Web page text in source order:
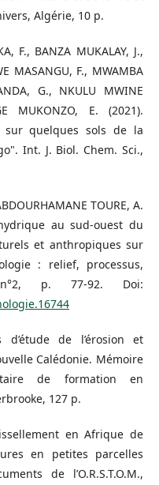
Algérie, 10 p.
F., BANZA MUKALAY, J.,
MASANGU, F., MWAMBA
G., NKULU MWINE
MUKONZO, E. (2021).
sur quelques sols de la
Int. J. Biol. Chem. Sci.,
TOURE, A.
au sud-ouest du
et anthropiques sur
: relief, processus,
p. 77-92. Doi:
d’étude de l’érosion et
Calédonie. Mémoire
de formation en
127 p.
en Afrique de
en petites parcelles
de l’O.R.S.T.O.M.,